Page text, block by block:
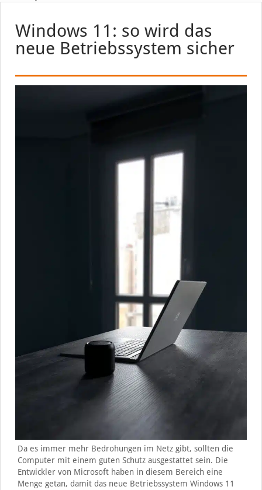
Windows 11: so wird das
neue Betriebssystem sicher
Da es immer mehr Bedrohungen im Netz gibt, sollten die
Computer mit einem guten Schutz ausgestattet sein. Die
Entwickler von Microsoft haben in diesem Bereich eine
Menge getan, damit das neue Betriebssystem Windows 11